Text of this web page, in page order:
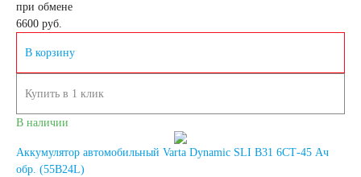
Азии
Аккумуляторы для
при обмене
6600 руб.
В корзину
Купить в 1 клик
В наличии
Аккумулятор автомобильный Varta Dynamic SLI B31 6СТ-45 Ач
обр. (55B24L)